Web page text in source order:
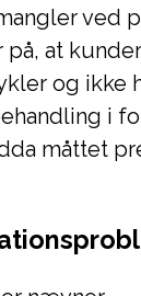
ved
at
og ikke
i
måttet